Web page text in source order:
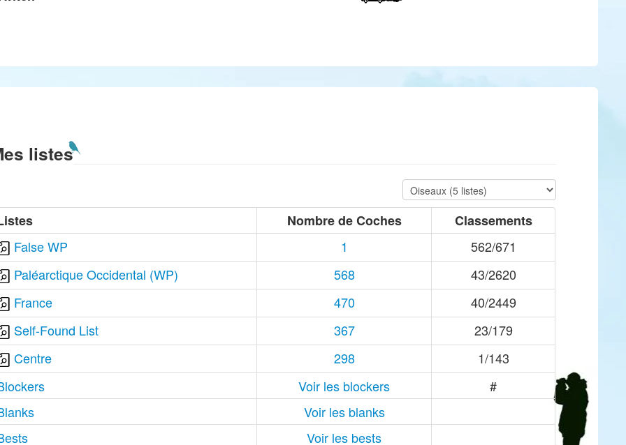
listes
Nombre de Coches
Classements
False WP
1
562/671
Paléarctique Occidental (WP)
568
43/2620
France
470
40/2449
Self-Found List
367
23/179
Centre
298
1/143
Voir les blockers
#
Voir les blanks
Voir les bests